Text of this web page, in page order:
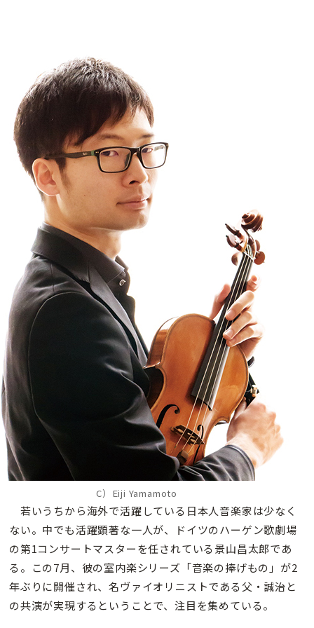
C）Eiji Yamamoto
若いうちから海外で活躍している日本人音楽家は少なく
ない。中でも活躍顕著な一人が、ドイツのハーゲン歌劇場
の第1コンサートマスターを任されている景山昌太郎であ
る。この7月、彼の室内楽シリーズ「音楽の捧げもの」が2
年ぶりに開催され、名ヴァイオリニストである父・誠治と
の共演が実現するということで、注目を集めている。